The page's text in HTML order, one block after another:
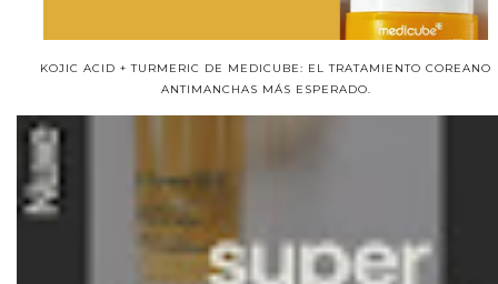
KOJIC ACID + TURMERIC DE MEDICUBE: EL TRATAMIENTO COREANO
ANTIMANCHAS MÁS ESPERADO.